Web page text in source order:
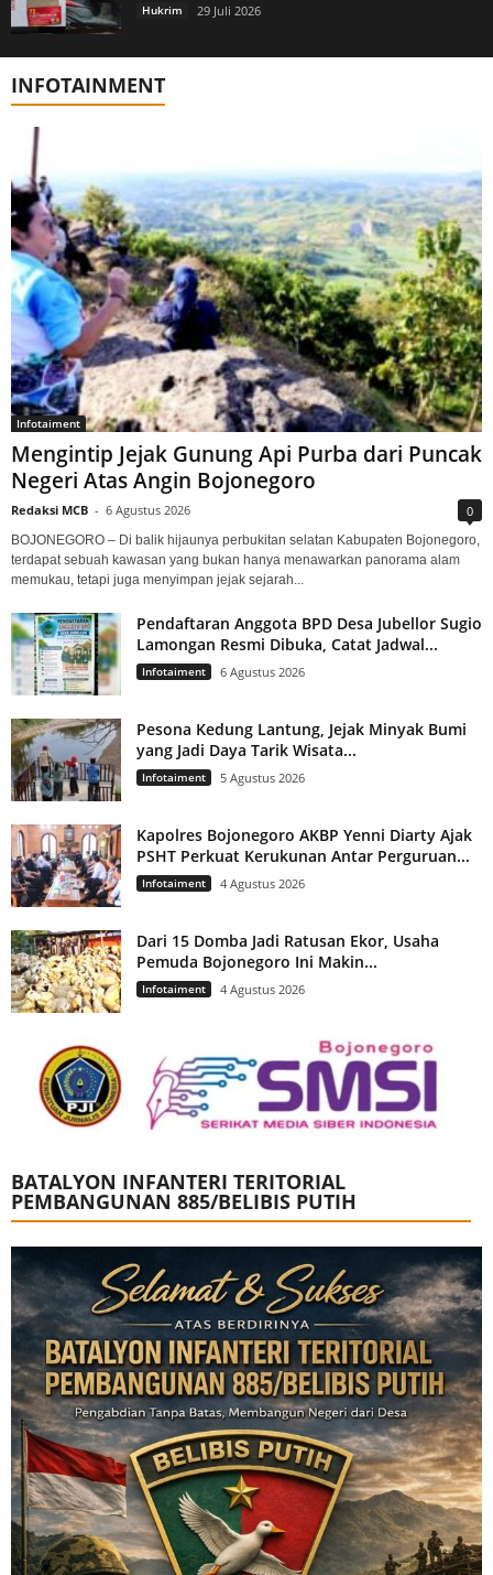
Hukrim 29 Juli 2026
INFOTAINMENT
Infotaiment
Mengintip Jejak Gunung Api Purba dari Puncak
Negeri Atas Angin Bojonegoro
Redaksi MCB - 6 Agustus 2026 0
BOJONEGORO – Di balik hijaunya perbukitan selatan Kabupaten Bojonegoro,
terdapat sebuah kawasan yang bukan hanya menawarkan panorama alam
memukau, tetapi juga menyimpan jejak sejarah...
Pendaftaran Anggota BPD Desa Jubellor Sugio
Lamongan Resmi Dibuka, Catat Jadwal...
Infotaiment 6 Agustus 2026
Pesona Kedung Lantung, Jejak Minyak Bumi
yang Jadi Daya Tarik Wisata...
Infotaiment 5 Agustus 2026
Kapolres Bojonegoro AKBP Yenni Diarty Ajak
PSHT Perkuat Kerukunan Antar Perguruan...
Infotaiment 4 Agustus 2026
Dari 15 Domba Jadi Ratusan Ekor, Usaha
Pemuda Bojonegoro Ini Makin...
Infotaiment 4 Agustus 2026
BATALYON INFANTERI TERITORIAL
PEMBANGUNAN 885/BELIBIS PUTIH